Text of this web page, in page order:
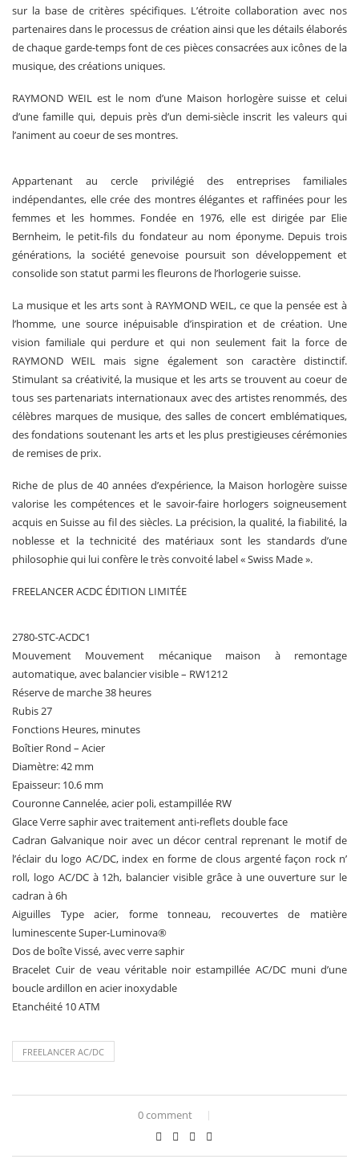
sur la base de critères spécifiques. L’étroite collaboration avec nos
partenaires dans le processus de création ainsi que les détails élaborés
de chaque garde-temps font de ces pièces consacrées aux icônes de la
musique, des créations uniques.
RAYMOND WEIL est le nom d’une Maison horlogère suisse et celui
d’une famille qui, depuis près d’un demi-siècle inscrit les valeurs qui
l’animent au coeur de ses montres.
Appartenant au cercle privilégié des entreprises familiales
indépendantes, elle crée des montres élégantes et raffinées pour les
femmes et les hommes. Fondée en 1976, elle est dirigée par Elie
Bernheim, le petit-fils du fondateur au nom éponyme. Depuis trois
générations, la société genevoise poursuit son développement et
consolide son statut parmi les fleurons de l’horlogerie suisse.
La musique et les arts sont à RAYMOND WEIL, ce que la pensée est à
l’homme, une source inépuisable d’inspiration et de création. Une
vision familiale qui perdure et qui non seulement fait la force de
RAYMOND WEIL mais signe également son caractère distinctif.
Stimulant sa créativité, la musique et les arts se trouvent au coeur de
tous ses partenariats internationaux avec des artistes renommés, des
célèbres marques de musique, des salles de concert emblématiques,
des fondations soutenant les arts et les plus prestigieuses cérémonies
de remises de prix.
Riche de plus de 40 années d’expérience, la Maison horlogère suisse
valorise les compétences et le savoir-faire horlogers soigneusement
acquis en Suisse au fil des siècles. La précision, la qualité, la fiabilité, la
noblesse et la technicité des matériaux sont les standards d’une
philosophie qui lui confère le très convoité label « Swiss Made ».
FREELANCER ACDC ÉDITION LIMITÉE
2780-STC-ACDC1
Mouvement Mouvement mécanique maison à remontage
automatique, avec balancier visible – RW1212
Réserve de marche 38 heures
Rubis 27
Fonctions Heures, minutes
Boîtier Rond – Acier
Diamètre: 42 mm
Epaisseur: 10.6 mm
Couronne Cannelée, acier poli, estampillée RW
Glace Verre saphir avec traitement anti-reflets double face
Cadran Galvanique noir avec un décor central reprenant le motif de
l’éclair du logo AC/DC, index en forme de clous argenté façon rock n’
roll, logo AC/DC à 12h, balancier visible grâce à une ouverture sur le
cadran à 6h
Aiguilles Type acier, forme tonneau, recouvertes de matière
luminescente Super-Luminova®
Dos de boîte Vissé, avec verre saphir
Bracelet Cuir de veau véritable noir estampillée AC/DC muni d’une
boucle ardillon en acier inoxydable
Etanchéité 10 ATM
FREELANCER AC/DC
0 comment